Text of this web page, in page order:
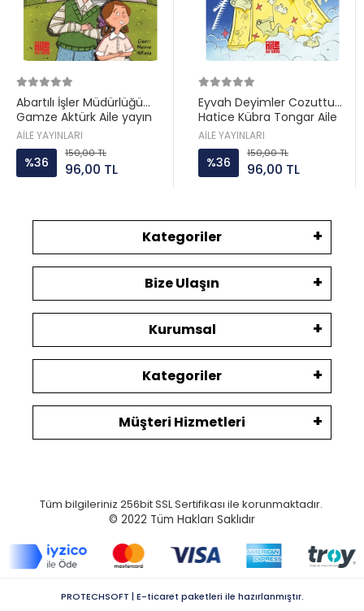
Abartılı İşler Müdürlüğü
Gamze Aktürk Aile yayın
AİLE YAYINLARI
%36
150,00 TL
96,00 TL
Eyvah Deyimler Cozuttu
Hatice Kübra Tongar Aile
yayın
AİLE YAYINLARI
%36
150,00 TL
96,00 TL
Kategoriler
Bize Ulaşın
Kurumsal
Kategoriler
Müşteri Hizmetleri
Tüm bilgileriniz 256bit SSL Sertifikası ile korunmaktadır.
© 2022 Tüm Hakları Saklıdır
PROTECHSOFT | E-ticaret paketleri ile hazırlanmıştır.